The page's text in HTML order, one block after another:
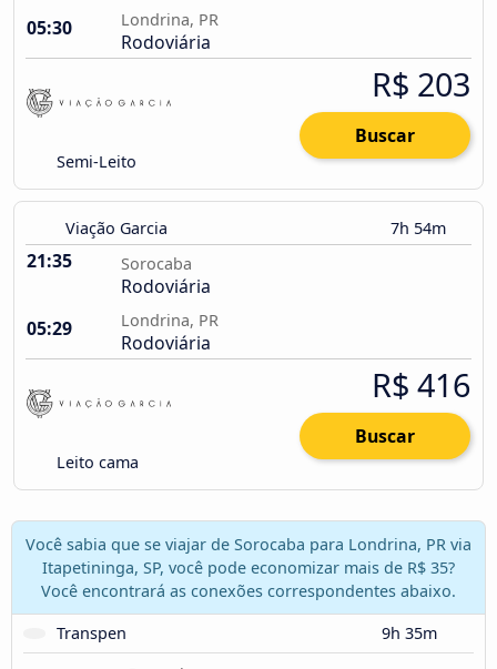
05:30
Londrina, PR
Rodoviária
Semi-Leito
R$ 203
Buscar
Viação Garcia 7h 54m
21:35 Sorocaba
Rodoviária
05:29
Londrina, PR
Rodoviária
Leito cama
R$ 416
Buscar
Você sabia que se viajar de Sorocaba para Londrina, PR via
Itapetininga, SP, você pode economizar mais de R$ 35?
Você encontrará as conexões correspondentes abaixo.
Transpen
9h 35m